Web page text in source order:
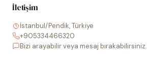
İletişim
İstanbul/Pendik, Türkiye
+905334466320
Bizi arayabilir veya mesaj bırakabilirsiniz.